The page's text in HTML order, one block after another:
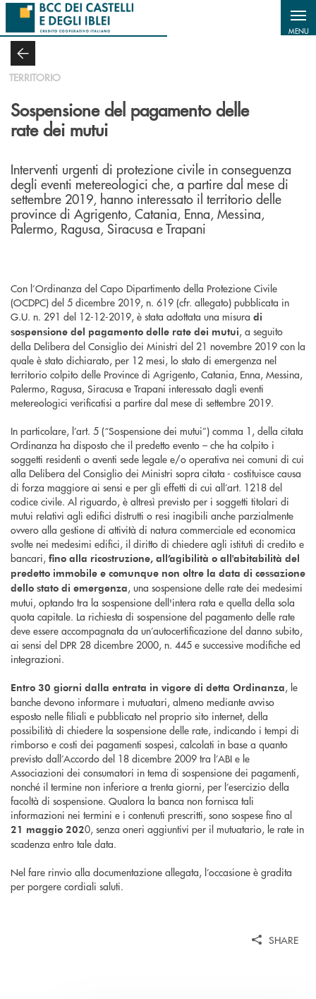
Salta al contenuto principale
MENU
TERRITORIO
Sospensione del pagamento delle
rate dei mutui
Interventi urgenti di protezione civile in conseguenza
degli eventi metereologici che, a partire dal mese di
settembre 2019, hanno interessato il territorio delle
province di Agrigento, Catania, Enna, Messina,
Palermo, Ragusa, Siracusa e Trapani
Con l’Ordinanza del Capo Dipartimento della Protezione Civile
(OCDPC) del 5 dicembre 2019, n. 619 (cfr. allegato) pubblicata in
G.U. n. 291 del 12-12-2019, è stata adottata una misura di
sospensione del pagamento delle rate dei mutui, a seguito
della Delibera del Consiglio dei Ministri del 21 novembre 2019 con la
quale è stato dichiarato, per 12 mesi, lo stato di emergenza nel
territorio colpito delle Province di Agrigento, Catania, Enna, Messina,
Palermo, Ragusa, Siracusa e Trapani interessato dagli eventi
metereologici verificatisi a partire dal mese di settembre 2019.
In particolare, l’art. 5 (“Sospensione dei mutui”) comma 1, della citata
Ordinanza ha disposto che il predetto evento – che ha colpito i
soggetti residenti o aventi sede legale e/o operativa nei comuni di cui
alla Delibera del Consiglio dei Ministri sopra citata - costituisce causa
di forza maggiore ai sensi e per gli effetti di cui all’art. 1218 del
codice civile. Al riguardo, è altresì previsto per i soggetti titolari di
mutui relativi agli edifici distrutti o resi inagibili anche parzialmente
ovvero alla gestione di attività di natura commerciale ed economica
svolte nei medesimi edifici, il diritto di chiedere agli istituti di credito e
bancari, fino alla ricostruzione, all’agibilità o all'abitabilità del
predetto immobile e comunque non oltre la data di cessazione
dello stato di emergenza, una sospensione delle rate dei medesimi
mutui, optando tra la sospensione dell'intera rata e quella della sola
quota capitale. La richiesta di sospensione del pagamento delle rate
deve essere accompagnata da un’autocertificazione del danno subito,
ai sensi del DPR 28 dicembre 2000, n. 445 e successive modifiche ed
integrazioni.
Entro 30 giorni dalla entrata in vigore di detta Ordinanza, le
banche devono informare i mutuatari, almeno mediante avviso
esposto nelle filiali e pubblicato nel proprio sito internet, della
possibilità di chiedere la sospensione delle rate, indicando i tempi di
rimborso e costi dei pagamenti sospesi, calcolati in base a quanto
previsto dall’Accordo del 18 dicembre 2009 tra l’ABI e le
Associazioni dei consumatori in tema di sospensione dei pagamenti,
nonché il termine non inferiore a trenta giorni, per l’esercizio della
facoltà di sospensione. Qualora la banca non fornisca tali
informazioni nei termini e i contenuti prescritti, sono sospese fino al
21 maggio 2020, senza oneri aggiuntivi per il mutuatario, le rate in
scadenza entro tale data.
Nel fare rinvio alla documentazione allegata, l’occasione è gradita
per porgere cordiali saluti.
SHARE